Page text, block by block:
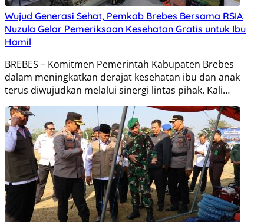
Wujud Generasi Sehat, Pemkab Brebes Bersama RSIA
Nuzula Gelar Pemeriksaan Kesehatan Gratis untuk Ibu
Hamil
BREBES – Komitmen Pemerintah Kabupaten Brebes
dalam meningkatkan derajat kesehatan ibu dan anak
terus diwujudkan melalui sinergi lintas pihak. Kali…